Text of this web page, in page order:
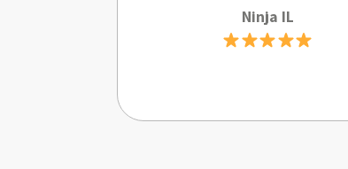
Ninja IL